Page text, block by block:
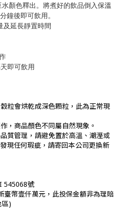
顏色釋出。將煮好的飲品倒入保溫
分鐘後即可飲用。
及延長靜置時間
即可飲用
粒會烘乾成深色顆粒，此為正常現
，商品顏色不同屬自然現象。
質管理，請避免置於高溫、潮溼或
現任何瑕疵，請寄回本公司更換新
I 545068號
臺幣壹仟萬元，此投保金額非為理賠
區)